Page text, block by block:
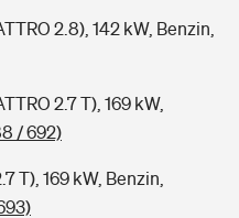
2.8), 142 kW, Benzin,
2.7 T), 169 kW,
/ 692)
T), 169 kW, Benzin,